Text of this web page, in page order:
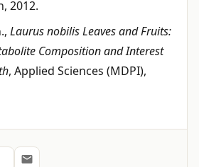
2012.
Laurus nobilis Leaves and Fruits:
Composition and Interest
, Applied Sciences (MDPI),
email